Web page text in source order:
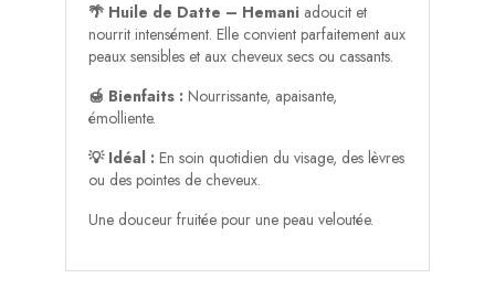
🌴 Huile de Datte – Hemani adoucit et
nourrit intensément. Elle convient parfaitement aux
peaux sensibles et aux cheveux secs ou cassants.
🍯 Bienfaits : Nourrissante, apaisante,
émolliente.
💡 Idéal : En soin quotidien du visage, des lèvres
ou des pointes de cheveux.
Une douceur fruitée pour une peau veloutée.